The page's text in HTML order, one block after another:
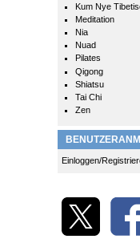
Kum Nye
Meditation
Nia
Nuad
Pilates
Qigong
Shiatsu
Tai Chi
Zen
Einloggen/